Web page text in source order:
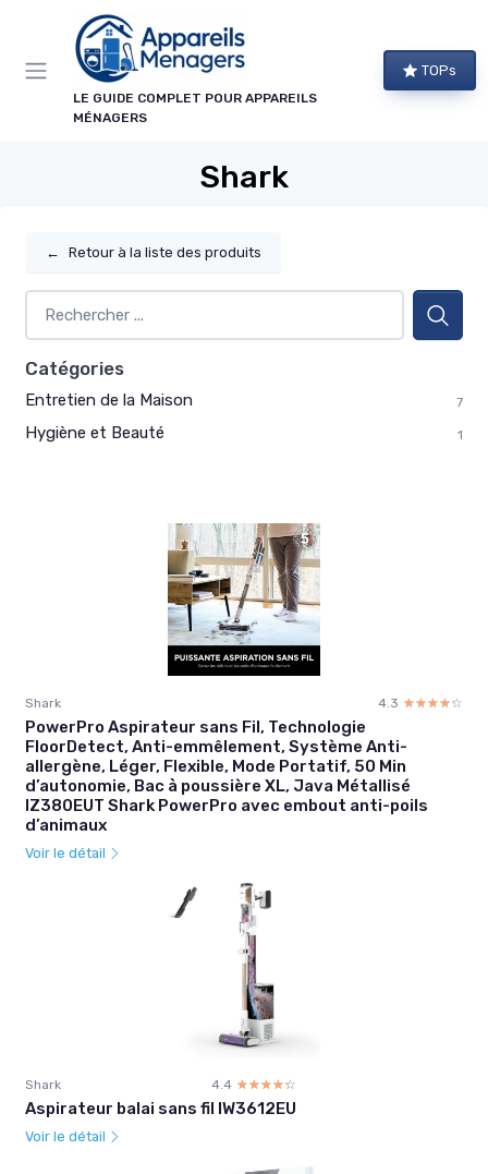
LE GUIDE COMPLET POUR APPAREILS
MÉNAGERS
TOPs
Shark
← Retour à la liste des produits
Catégories
Entretien de la Maison 7
Hygiène et Beauté 1
Shark 4.3 ☆☆☆☆☆
★★★★★
PowerPro Aspirateur sans Fil, Technologie
FloorDetect, Anti-emmêlement, Système Anti-
allergène, Léger, Flexible, Mode Portatif, 50 Min
d’autonomie, Bac à poussière XL, Java Métallisé
IZ380EUT Shark PowerPro avec embout anti-poils
d’animaux
Voir le détail
Shark 4.4 ☆☆☆☆☆
★★★★★
Aspirateur balai sans fil IW3612EU
Voir le détail
Panneau de gestion des cookies